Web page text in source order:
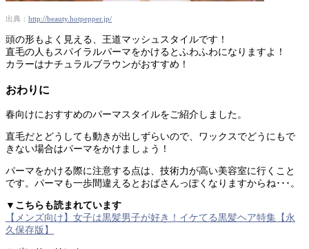
出典： http://beauty.hotpepper.jp/
頭の形もよく見える、王道マッシュスタイルです！
直毛の人もスパイラルパーマをかけるとふわふわになりますよ！
カラーはナチュラルブラウンがおすすめ！
おわりに
春向けにおすすめのパーマスタイルをご紹介しました。
直毛だとどうしても動きが出しずらいので、ワックスでどうにもで
きない場合はパーマをかけましょう！
パーマをかける際に注意する点は、技術力が高い美容室に行くこと
です。パーマも一歩間違えるとおばさんっぽくなりますからね･･･。
▼こちらも読まれています
【メンズ向け】女子は黒髪男子が好き！イケてる黒髪ヘア特集【永
久保存版】